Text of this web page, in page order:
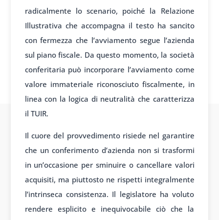
radicalmente lo scenario, poiché la Relazione
Illustrativa che accompagna il testo ha sancito
con fermezza che l’avviamento segue l’azienda
sul piano fiscale. Da questo momento, la società
conferitaria può incorporare l’avviamento come
valore immateriale riconosciuto fiscalmente, in
linea con la logica di neutralità che caratterizza
il TUIR.
Il cuore del provvedimento risiede nel garantire
che un conferimento d’azienda non si trasformi
in un’occasione per sminuire o cancellare valori
acquisiti, ma piuttosto ne rispetti integralmente
l’intrinseca consistenza. Il legislatore ha voluto
rendere esplicito e inequivocabile ciò che la